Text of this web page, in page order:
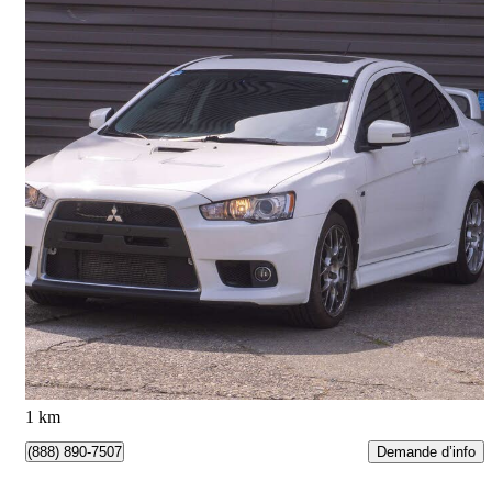
2015 Mitsubishi Lancer Evolution
MR69 435 km
39 888 $ Affaire équitable
559 $/mois env.
Vancouver, BC
1 km
(888) 890-7507 Demande d’info